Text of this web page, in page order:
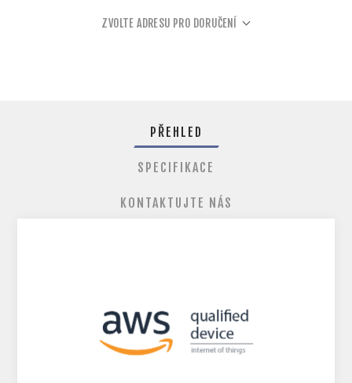
ZVOLTE ADRESU PRO DORUČENÍ
PŘEHLED
SPECIFIKACE
KONTAKTUJTE NÁS